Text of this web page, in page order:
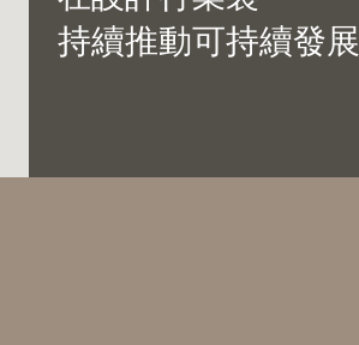
安裝
維護
持續推動可持續發展